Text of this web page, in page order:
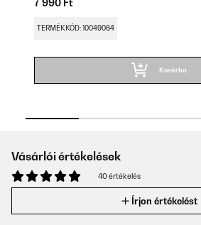
7 990 Ft
TERMÉKKÓD: 10049064
Kosárba
Vásárlói értékelések
40 értékelés
Írjon értékelést